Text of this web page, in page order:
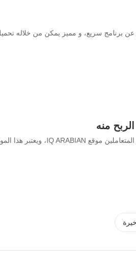
برنامج سريع، و مميز يمكن من خلاله